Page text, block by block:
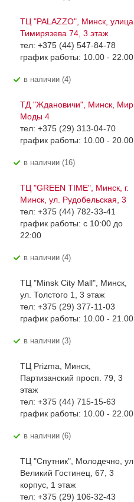
ТЦ "PALAZZO", Минск, улица
Тимирязева 74, 3 этаж
тел: +375 (44) 547-84-78
график работы: 10.00 - 22.00
В наличии (4)
ТД "Ждановичи", Минск, Мир
Моды 4
тел: +375 (29) 313-04-70
график работы: 10.00 - 20.00
В наличии (16)
ТЦ "GREEN TIME", Минск, г.
Минск, ул. Рудобельская, 3
тел: +375 (44) 782-33-41
график работы: с 10:00 до
22:00
В наличии (4)
ТЦ "Minsk City Mall", Минск,
ул. Толстого 1, 3 этаж
тел: +375 (29) 377-11-03
график работы: 10.00 - 21.00
В наличии (3)
ТЦ Prizma, Минск,
Партизанский просп. 79, 3
этаж
тел: +375 (44) 715-15-63
график работы: 10.00 - 22.00
В наличии (6)
ТЦ "Спутник", Молодечно, ул.
Великий Гостинец, 67, 3
корпус, 1 этаж
тел: +375 (29) 106-32-43